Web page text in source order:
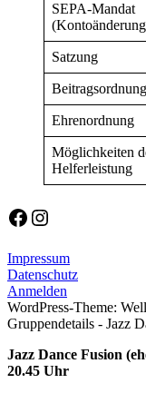
SEPA-Mandat
Satzung
Beitragsordnung
Ehrenordnung
Möglichkeiten
Helferleistung
Facebook
Instagram
Impressum
Datenschutz
Anmelden
WordPress-Theme:
Gruppendetails - Jazz
Jazz Dance Fusion
20.45 Uhr